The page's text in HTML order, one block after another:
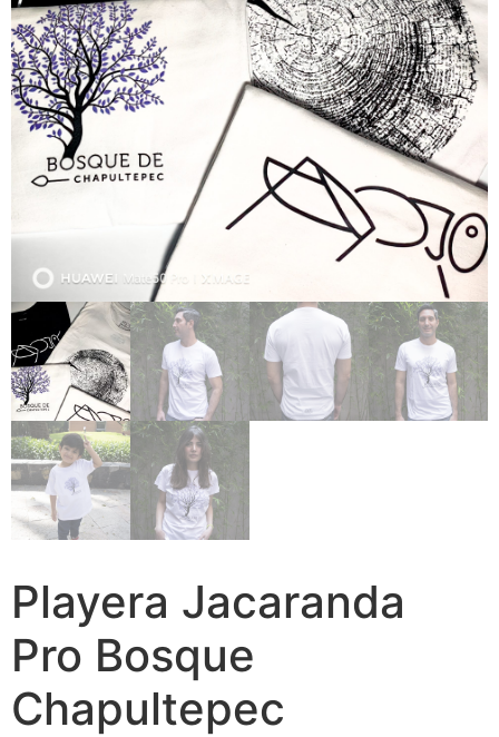
Playera Jacaranda
Pro Bosque
Chapultepec